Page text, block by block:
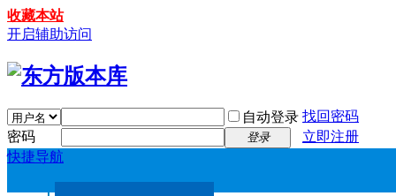
收藏本站
开启辅助访问
自动登录 找回密码
密码
登录
立即注册
快捷导航